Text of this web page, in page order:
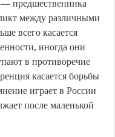
предшественника
между различными
всего касается
иногда они
в противоречие
касается борьбы
играет в России
после маленькой